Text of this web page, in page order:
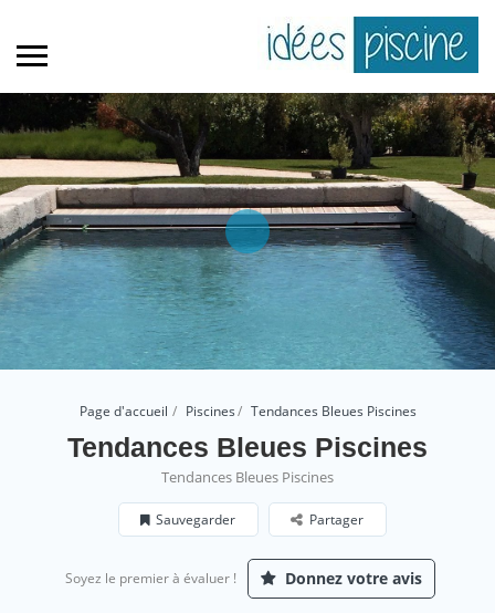
Page d'accueil Piscines Tendances Bleues Piscines
Tendances Bleues Piscines
Tendances Bleues Piscines
Sauvegarder Partager
Soyez le premier à évaluer ! Donnez votre avis